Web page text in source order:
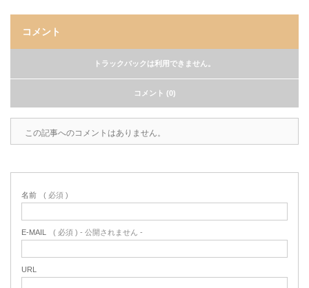
コメント
トラックバックは利用できません。
コメント (0)
この記事へのコメントはありません。
名前 ( 必須 )
E-MAIL ( 必須 ) - 公開されません -
URL